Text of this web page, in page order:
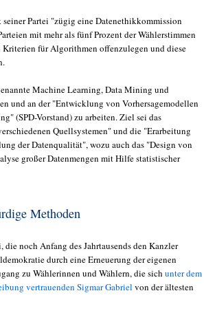
Partei "zügig eine Datenethikkommission
mit mehr als fünf Prozent der Wählerstimmen
für Algorithmen offenzulegen und diese
Machine Learning, Data Mining und
und an der "Entwicklung von Vorhersagemodellen
(SPD-Vorstand) zu arbeiten. Ziel sei das
Quellsystemen" und die "Erarbeitung
der Datenqualität", wozu auch das "Design von
großer Datenmengen mit Hilfe statistischer
Methoden
noch Anfang des Jahrtausends den Kanzler
durch eine Erneuerung der eigenen
zu Wählerinnen und Wählern, die sich unter dem
vertrauenden Sigmar Gabriel von der ältesten